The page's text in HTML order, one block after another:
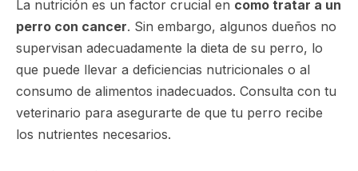
La nutrición es un factor crucial en como tratar a un
perro con cancer. Sin embargo, algunos dueños no
supervisan adecuadamente la dieta de su perro, lo
que puede llevar a deficiencias nutricionales o al
consumo de alimentos inadecuados. Consulta con tu
veterinario para asegurarte de que tu perro recibe
los nutrientes necesarios.